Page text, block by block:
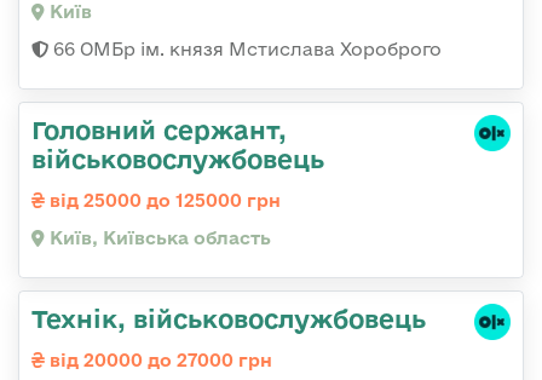
Київ
66 ОМБр ім. князя Мстислава Хороброго
Головний сержант,
військовослужбовець
від 25000 до 125000 грн
Київ, Київська область
Технік, військовослужбовець
від 20000 до 27000 грн